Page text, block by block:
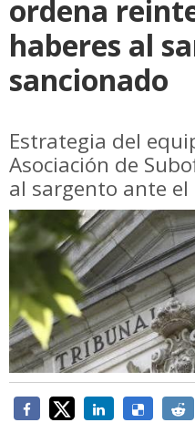
ordena
haberes al
sancionado
Estrategia del
Asociación de
al sargento ante